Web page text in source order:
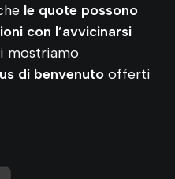
le quote possono
con l’avvicinarsi
mostriamo
di benvenuto offerti